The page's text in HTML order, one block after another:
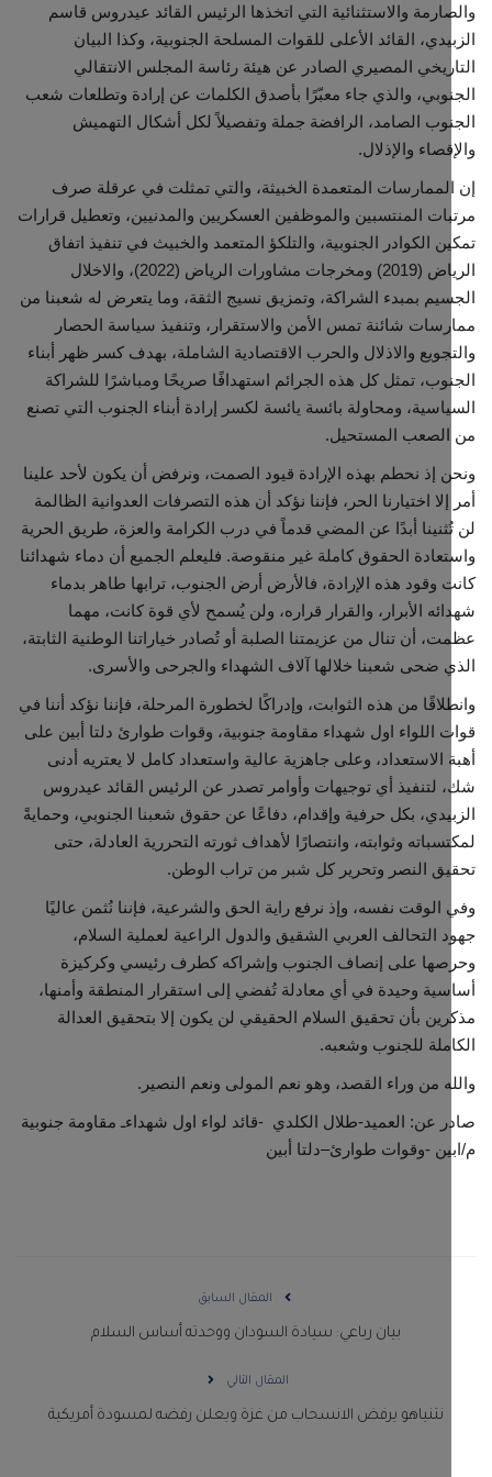
والاستثنائية التي اتخذها الرئيس القائد عيدروس قاسم
القائد الأعلى للقوات المسلحة الجنوبية، وكذا البيان
المصيري الصادر عن هيئة رئاسة المجلس الانتقالي
والذي جاء معبّرًا بأصدق الكلمات عن إرادة وتطلعات شعب
الصامد، الرافضة جملة وتفصيلاً لكل أشكال التهميش
والإذلال.
المتعمدة الخبيثة، والتي تمثلت في عرقلة صرف
المنتسبين والموظفين العسكريين والمدنيين، وتعطيل قرارات
الكوادر الجنوبية، والتلكؤ المتعمد والخبيث في تنفيذ اتفاق
الرياض (2019) ومخرجات مشاورات الرياض (2022)، والاخلال
بمبدء الشراكة، وتمزيق نسيج الثقة، وما يتعرض له شعبنا من
شائنة تمس الأمن والاستقرار، وتنفيذ سياسة الحصار
والاذلال والحرب الاقتصادية الشاملة، بهدف كسر ظهر أبناء
تمثل كل هذه الجرائم استهدافًا صريحًا ومباشرًا للشراكة
ومحاولة بائسة يائسة لكسر إرادة أبناء الجنوب التي تصنع
المستحيل.
إذ نحطم بهذه الإرادة قيود الصمت، ونرفض أن يكون لأحد علينا
اختيارنا الحر، فإننا نؤكد أن هذه التصرفات العدوانية الظالمة
أبدًا عن المضي قدماً في درب الكرامة والعزة، طريق الحرية
الحقوق كاملة غير منقوصة. فليعلم الجميع أن دماء شهدائنا
وقود هذه الإرادة، فالأرض أرض الجنوب، ترابها طاهر بدماء
الأبرار، والقرار قراره، ولن يُسمح لأي قوة كانت، مهما
أن تنال من عزيمتنا الصلبة أو تُصادر خياراتنا الوطنية الثابتة،
ضحى شعبنا خلالها آلاف الشهداء والجرحى والأسرى.
من هذه الثوابت، وإدراكًا لخطورة المرحلة، فإننا نؤكد أننا في
اللواء اول شهداء مقاومة جنوبية، وقوات طوارئ دلتا أبين على
الاستعداد، وعلى جاهزية عالية واستعداد كامل لا يعتريه أدنى
لتنفيذ أي توجيهات وأوامر تصدر عن الرئيس القائد عيدروس
بكل حرفية وإقدام، دفاعًا عن حقوق شعبنا الجنوبي، وحمايةً
وثوابته، وانتصارًا لأهداف ثورته التحررية العادلة، حتى
النصر وتحرير كل شبر من تراب الوطن.
نفسه، وإذ نرفع راية الحق والشرعية، فإننا نُثمن عاليًا
التحالف العربي الشقيق والدول الراعية لعملية السلام،
على إنصاف الجنوب وإشراكه كطرف رئيسي وكركيزة
وحيدة في أي معادلة تُفضي إلى استقرار المنطقة وأمنها،
بأن تحقيق السلام الحقيقي لن يكون إلا بتحقيق العدالة
للجنوب وشعبه.
من وراء القصد، وهو نعم المولى ونعم النصير.
عن: العميد-طلال الكلدي -قائد لواء اول شهداءـ مقاومة جنوبية
-وقوات طوارئ–دلتا أبين
المقال السابق
بيان رباعي: سيادة السودان ووحدته أساس السلام
المقال التالي
نتنياهو يرفض الانسحاب من غزة ويعلن رفضه لمسودة أمريكية